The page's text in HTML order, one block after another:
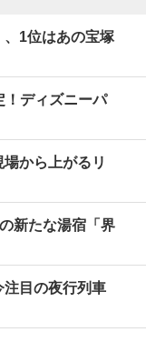
、1位はあの宝塚
！ディズニーパ
から上がるリ
新たな湯宿「界
目の夜行列車